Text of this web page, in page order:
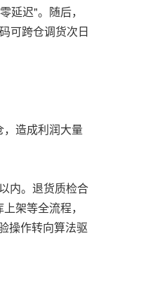
延迟"。随后，
可跨仓调货次日
造成利润大量
内。退货质检合
架等全流程，
操作转向算法驱